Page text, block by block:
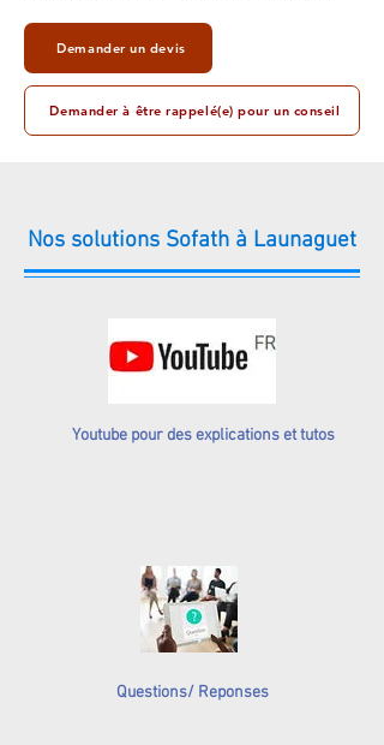
Demander un devis
Demander à être rappelé(e) pour un conseil
Nos solutions Sofath à Launaguet
Youtube pour des explications et tutos
Questions/ Reponses